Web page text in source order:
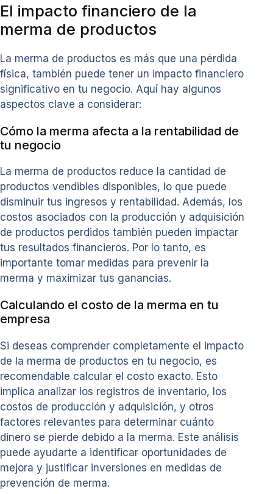
El impacto financiero de la
merma de productos
La merma de productos es más que una pérdida
física, también puede tener un impacto financiero
significativo en tu negocio. Aquí hay algunos
aspectos clave a considerar:
Cómo la merma afecta a la rentabilidad de
tu negocio
La merma de productos reduce la cantidad de
productos vendibles disponibles, lo que puede
disminuir tus ingresos y rentabilidad. Además, los
costos asociados con la producción y adquisición
de productos perdidos también pueden impactar
tus resultados financieros. Por lo tanto, es
importante tomar medidas para prevenir la
merma y maximizar tus ganancias.
Calculando el costo de la merma en tu
empresa
Si deseas comprender completamente el impacto
de la merma de productos en tu negocio, es
recomendable calcular el costo exacto. Esto
implica analizar los registros de inventario, los
costos de producción y adquisición, y otros
factores relevantes para determinar cuánto
dinero se pierde debido a la merma. Este análisis
puede ayudarte a identificar oportunidades de
mejora y justificar inversiones en medidas de
prevención de merma.